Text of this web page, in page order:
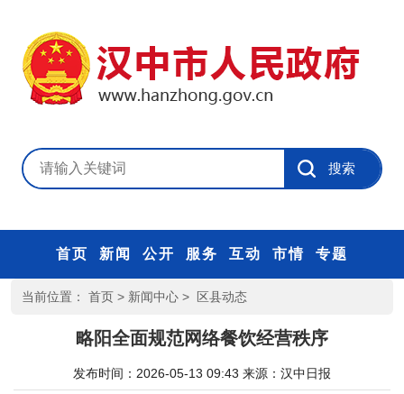
首页 新闻 公开 服务 互动 市情 专题
当前位置： 首页 > 新闻中心 > 区县动态
略阳全面规范网络餐饮经营秩序
发布时间：2026-05-13 09:43 来源： 汉中日报